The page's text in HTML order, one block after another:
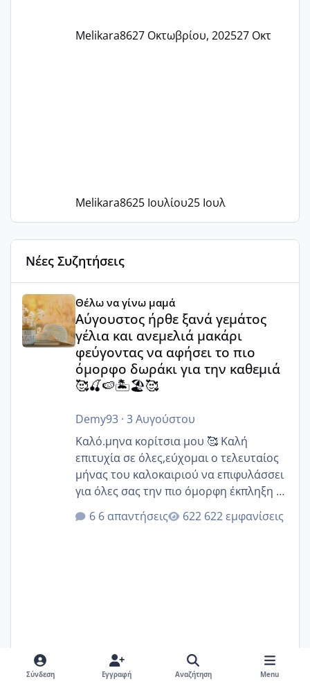
Melikara8627 Οκτωβρίου, 202527 Οκτ
Melikara8625 Ιουλίου25 Ιουλ
Νέες Συζητήσεις
Αύγουστος ήρθε ξανά γεμάτος γέλια και ανεμελιά
Θέλω να γίνω μαμά
Αύγουστος ήρθε ξανά γεμάτος
γέλια και ανεμελιά μακάρι
φεύγοντας να αφήσει το πιο
όμορφο δωράκι για την καθεμιά
🥰🍒🍉🏝️🏖️🥰
Demy93· 3 Αυγούστου
Καλό.μηνα κορίτσια μου 🥰 Καλή
επιτυχία σε όλες,εύχομαι ο τελευταίος
μήνας του καλοκαιριού να επιφυλάσσει
για όλες σας την πιο όμορφη έκπληξη 🧿
@Elk @Melikara86 @Παρασκευαιδου
@Zenia z @melitiniღ @Christi.D.
6 απαντήσεις 622 εμφανίσεις
Demy933 Αυγούστου3 Αυγ
Σύνδεση Εγγραφή Αναζήτηση Menu